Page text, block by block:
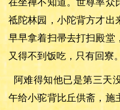
在坐禅不知道。世尊率众
祗陀林园，小陀背方才出
早早拿着扫帚去打扫殿堂
又得不到饭吃，只有回寮。
阿难得知他已是第三天
午给小驼背比丘供斋，施